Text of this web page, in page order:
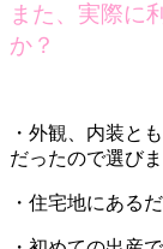
また、実際に
か？
・外観、内装と
だったので選びま
・住宅地にある